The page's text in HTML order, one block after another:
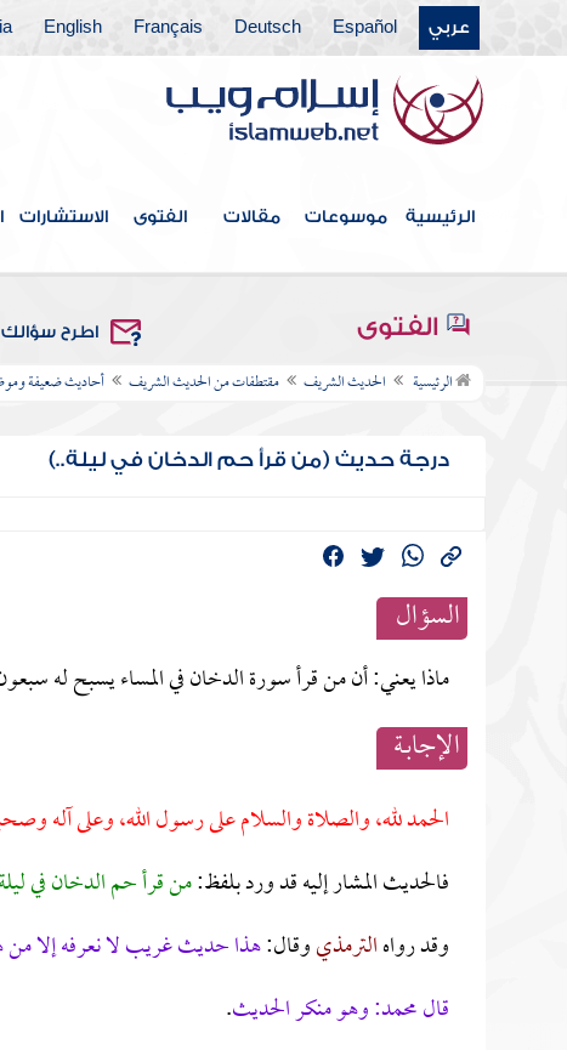
عربي Español
Deutsch
Français
English
الرئيسية موسوعات مقالات الفتوى الاستشارات
الفتوى اطرح سؤالك
الرئيسية الحديث الشريف مقتطفات من الحديث الشريف أحاديث ضعيفة
درجة حديث (من قرأ حم الدخان في ليلة..)
السؤال
ماذا يعني: أن من قرأ سورة الدخان في المساء يسبح له
الإجابــة
الحمد لله، والصلاة والسلام على رسول الله، وعلى آله
فالحديث المشار إليه قد ورد بلفظ:من قرأ حم الدخان في
وقد رواهالترمذيوقال:هذا حديث غريب لا نعرفه إلا
قال محمد: وهو منكر الحديث.